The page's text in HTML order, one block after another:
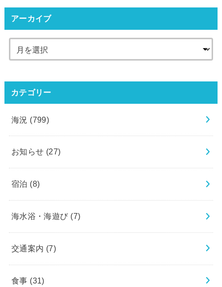
アーカイブ
カテゴリー
海況 (799)
お知らせ (27)
宿泊 (8)
海水浴・海遊び (7)
交通案内 (7)
食事 (31)